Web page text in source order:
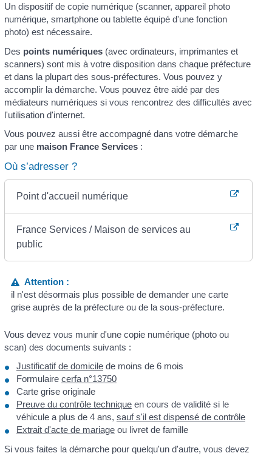
Un dispositif de copie numérique (scanner, appareil photo
numérique, smartphone ou tablette équipé d'une fonction
photo) est nécessaire.
Des points numériques(avec ordinateurs, imprimantes et
scanners) sont mis à votre disposition dans chaque préfecture
et dans la plupart des sous-préfectures. Vous pouvez y
accomplir la démarche. Vous pouvez être aidé par des
médiateurs numériques si vous rencontrez des difficultés avec
l'utilisation d'internet.
Vous pouvez aussi être accompagné dans votre démarche
par une maison France Services:
Où s’adresser ?
Point d'accueil numérique
France Services / Maison de services au
public
Attention :
il n'est désormais plus possible de demander une carte
grise auprès de la préfecture ou de la sous-préfecture.
Vous devez vous munir d'une copie numérique (photo ou
scan) des documents suivants :
Justificatif de domicilede moins de 6 mois
Formulaire cerfa n°13750
Carte grise originale
Preuve du contrôle techniqueen cours de validité si le
véhicule a plus de 4 ans, sauf s'il est dispensé de contrôle
Extrait d'acte de mariageou livret de famille
Si vous faites la démarche pour quelqu'un d'autre, vous devez